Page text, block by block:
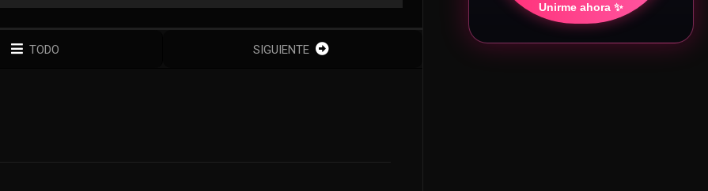
TODO SIGUIENTE
Unirme ahora ✨